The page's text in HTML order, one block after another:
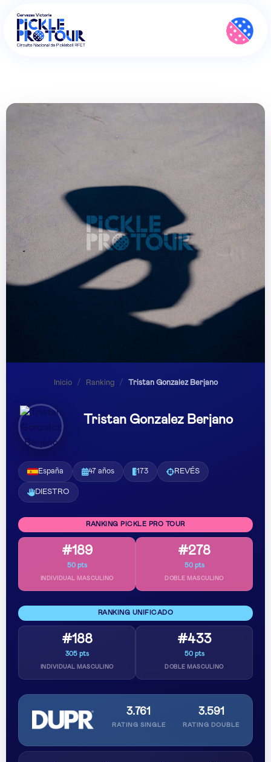
Inicio / Ranking / Tristan Gonzalez Berjano
Tristan Gonzalez Berjano
España 47 años 173 REVÉS
DIESTRO
RANKING PICKLE PRO TOUR
#189
50 pts
INDIVIDUAL MASCULINO
#278
50 pts
DOBLE MASCULINO
RANKING UNIFICADO
#188
305 pts
INDIVIDUAL MASCULINO
#433
50 pts
DOBLE MASCULINO
3.761
RATING SINGLE
3.591
RATING DOUBLE